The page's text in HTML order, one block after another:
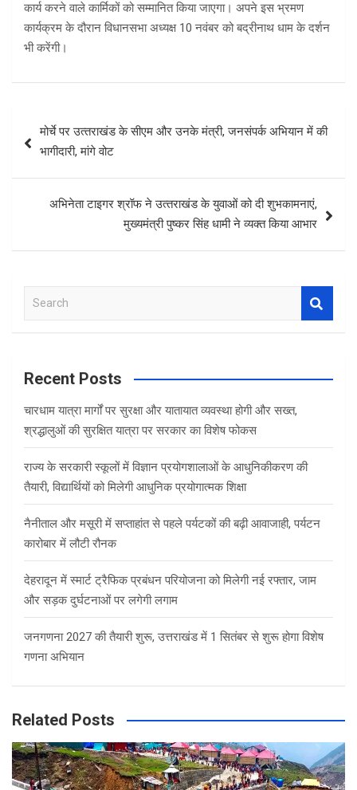
कार्य करने वाले कार्मिकों को सम्मानित किया जाएगा। अपने इस भ्रमण
कार्यक्रम के दौरान विधानसभा अध्यक्ष 10 नवंबर को बद्रीनाथ धाम के दर्शन
भी करेंगी।
navigation
मोर्चे पर उत्‍तराखंड के सीएम और उनके मंत्री, जनसंपर्क अभियान में की
भागीदारी, मांगे वोट
अभिनेता टाइगर श्रॉफ ने उत्‍तराखंड के युवाओं को दी शुभकामनाएं,
मुख्‍यमंत्री पुष्‍कर सिंह धामी ने व्‍यक्‍त किया आभार
a
c
Recent Posts
चारधाम यात्रा मार्गों पर सुरक्षा और यातायात व्यवस्था होगी और सख्त,
श्रद्धालुओं की सुरक्षित यात्रा पर सरकार का विशेष फोकस
राज्य के सरकारी स्कूलों में विज्ञान प्रयोगशालाओं के आधुनिकीकरण की
तैयारी, विद्यार्थियों को मिलेगी आधुनिक प्रयोगात्मक शिक्षा
नैनीताल और मसूरी में सप्ताहांत से पहले पर्यटकों की बढ़ी आवाजाही, पर्यटन
कारोबार में लौटी रौनक
देहरादून में स्मार्ट ट्रैफिक प्रबंधन परियोजना को मिलेगी नई रफ्तार, जाम
और सड़क दुर्घटनाओं पर लगेगी लगाम
जनगणना 2027 की तैयारी शुरू, उत्तराखंड में 1 सितंबर से शुरू होगा विशेष
गणना अभियान
Related Posts